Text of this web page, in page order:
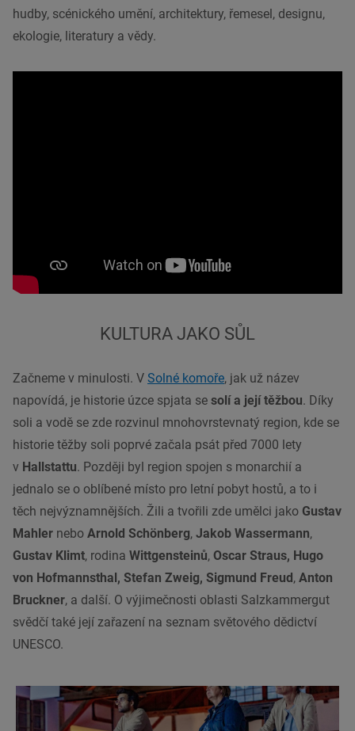
hudby, scénického umění, architektury, řemesel, designu,
ekologie, literatury a vědy.
KULTURA JAKO SŮL
Začneme v minulosti. V Solné komoře, jak už název
napovídá, je historie úzce spjata se solí a její těžbou. Díky
soli a vodě se zde rozvinul mnohovrstevnatý region, kde se
historie těžby soli poprvé začala psát před 7000 lety
v Hallstattu. Později byl region spojen s monarchií a
jednalo se o oblíbené místo pro letní pobyt hostů, a to i
těch nejvýznamnějších. Žili a tvořili zde umělci jako Gustav
Mahler nebo Arnold Schönberg, Jakob Wassermann,
Gustav Klimt, rodina Wittgensteinů, Oscar Straus, Hugo
von Hofmannsthal, Stefan Zweig, Sigmund Freud, Anton
Bruckner, a další. O výjimečnosti oblasti Salzkammergut
svědčí také její zařazení na seznam světového dědictví
UNESCO.